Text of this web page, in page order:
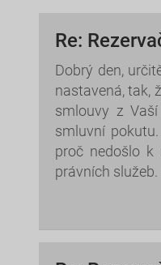
Re:
Dobrý den,
nastavená, tak,
smlouvy z
smluvní
proč nedošlo k
právních